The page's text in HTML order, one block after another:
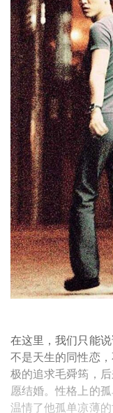
在这里，我们只能
不是天生的同性恋
极的追求毛舜筠，
愿结婚。性格上的
温情了他孤单凉薄